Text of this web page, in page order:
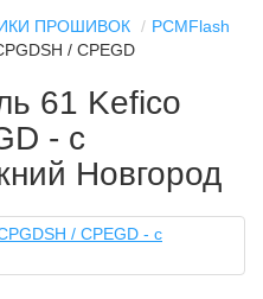
ПРОШИВОК
PCMFlash
/ CPEGD
61 Kefico
- с
Новгород